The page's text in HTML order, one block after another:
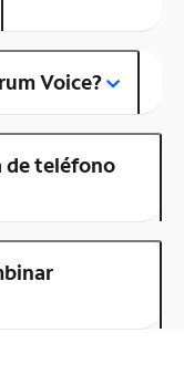
Voice?
de teléfono